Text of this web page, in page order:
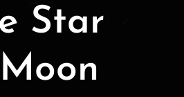
Star